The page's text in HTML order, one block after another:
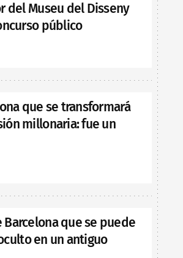
del Museu del Disseny
público
que se transformará
millonaria: fue un
que se puede
en un antiguo